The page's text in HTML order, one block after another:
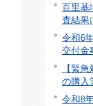
百里基
査結果
令和6
交付金
【緊
の購入
令和8